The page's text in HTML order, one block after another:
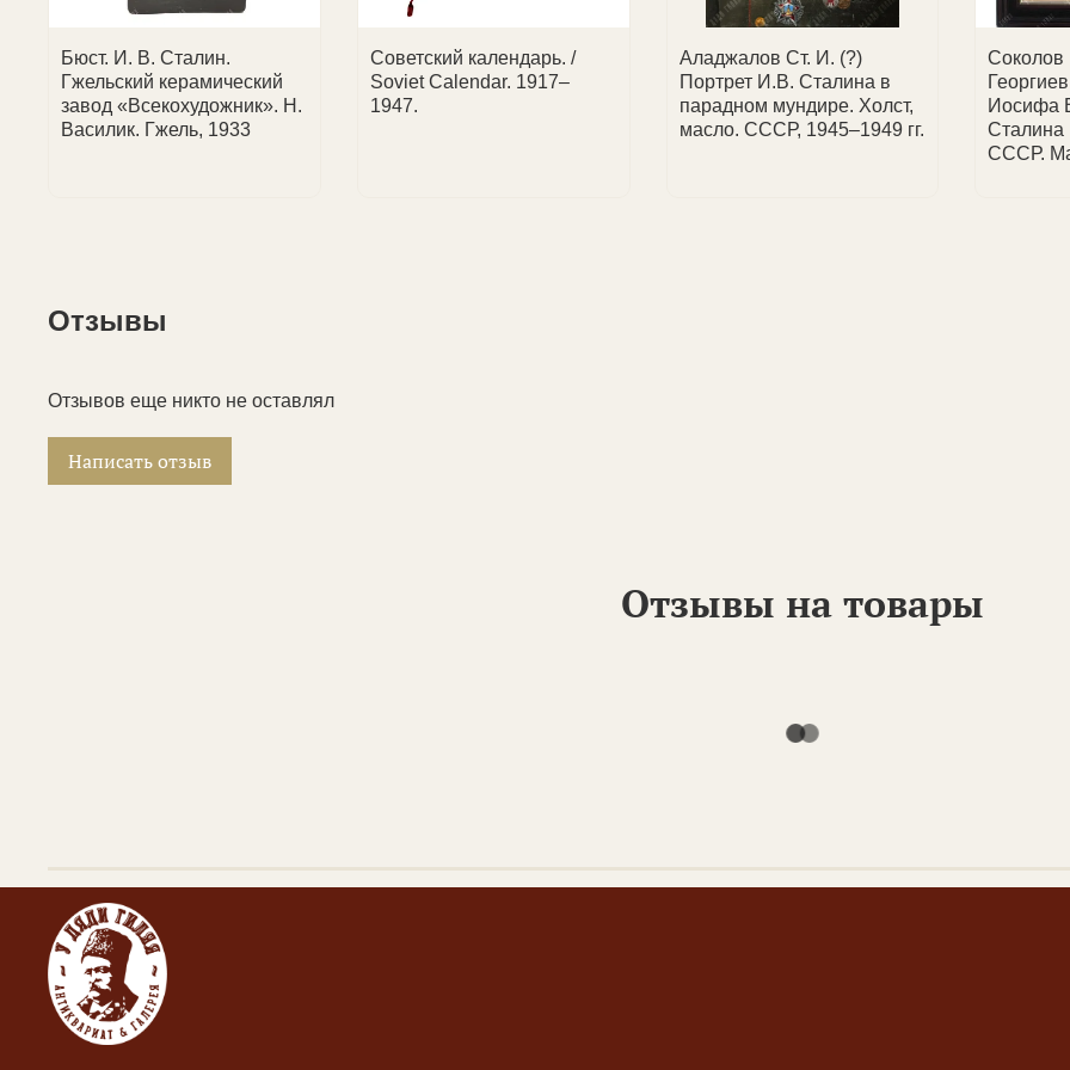
Бюст. И. В. Сталин.
Гжельский керамический
завод «Всекохудожник». Н.
Василик. Гжель, 1933
Советский календарь. /
Soviet Calendar. 1917–
1947.
Аладжалов Ст. И. (?)
Портрет И.В. Сталина в
парадном мундире. Холст,
масло. СССР, 1945–1949 гг.
Иосифа
Сталина
СССР.
Отзывы
Отзывов еще никто не оставлял
Написать отзыв
Отзывы на товары